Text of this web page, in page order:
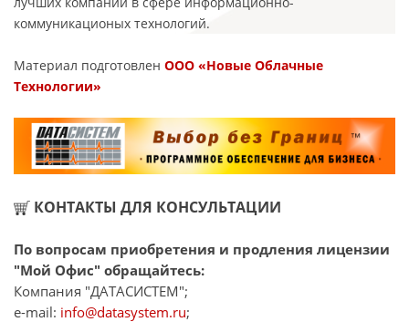
коммуникационых технологий.
Материал подготовлен ООО «Новые Облачные
Технологии»
КОНТАКТЫ ДЛЯ КОНСУЛЬТАЦИИ
По вопросам приобретения и продления лицензии
"Мой Офис" обращайтесь:
Компания "ДАТАСИСТЕМ";
e-mail: info@datasystem.ru;